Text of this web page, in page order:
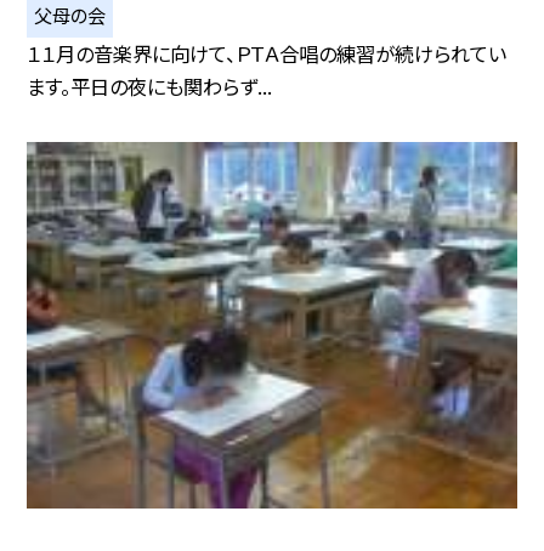
父母の会
１１月の音楽界に向けて、ＰＴＡ合唱の練習が続けられてい
ます。平日の夜にも関わらず...